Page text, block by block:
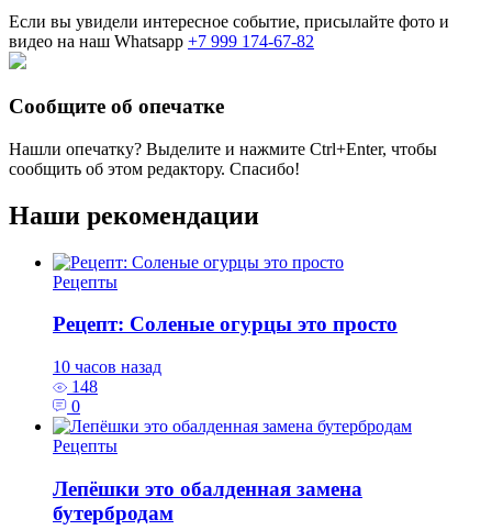
Если вы увидели интересное событие, присылайте фото и
видео на наш Whatsapp +7 999 174-67-82
Сообщите об опечатке
Нашли опечатку? Выделите и нажмите Ctrl+Enter, чтобы
сообщить об этом редактору. Спасибо!
Наши рекомендации
Рецепты
Рецепт: Соленые огурцы это просто
10 часов назад
148
0
Рецепты
Лепёшки это обалденная замена
бутербродам